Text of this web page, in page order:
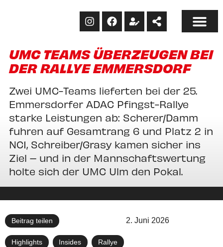
UMC TEAMS ÜBERZEUGEN BEI
DER RALLYE EMMERSDORF
Zwei UMC-Teams lieferten bei der 25.
Emmersdorfer ADAC Pfingst-Rallye
starke Leistungen ab: Scherer/Damm
fuhren auf Gesamtrang 6 und Platz 2 in
NC1, Schreiber/Grasy kamen sicher ins
Ziel – und in der Mannschaftswertung
holte sich der UMC Ulm den Pokal.
Highlights , Insides , Rallye
2. Juni 2026
Beitrag teilen